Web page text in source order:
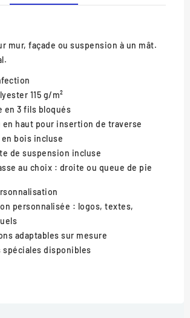
mur, façade ou suspension à un mât.
115 g/m²
en 3 fils bloqués
en haut pour insertion de traverse
en bois incluse
de suspension incluse
au choix : droite ou queue de pie
personnalisée : logos, textes,
adaptables sur mesure
disponibles